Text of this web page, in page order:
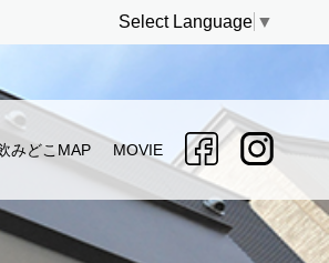
Select Language ▼
みどこMAP MOVIE